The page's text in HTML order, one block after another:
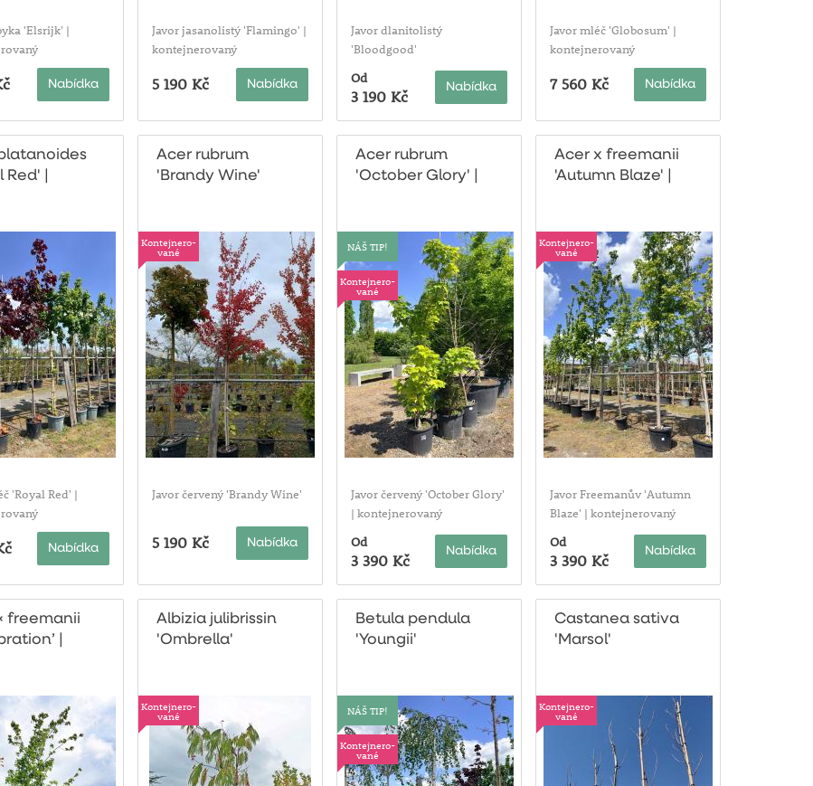
'Elsrijk' |
Nabídka
Javor jasanolistý 'Flamingo' |
kontejnerovaný
5 190 Kč Nabídka
Javor dlanitolistý
'Bloodgood'
Od
3 190 Kč Nabídka
Javor mléč 'Globosum' |
kontejnerovaný
7 560 Kč Nabídka
Red' |
'Royal Red' |
Nabídka
Acer rubrum
'Brandy Wine'
Kontejnero-
vané
Javor červený 'Brandy Wine'
5 190 Kč Nabídka
Acer rubrum
'October Glory' |
NÁŠ TIP!
Kontejnero-
vané
Javor červený 'October Glory'
| kontejnerovaný
Od
3 390 Kč Nabídka
Acer x freemanii
'Autumn Blaze' |
Kontejnero-
vané
Javor Freemanův 'Autumn
Blaze' | kontejnerovaný
Od
3 390 Kč Nabídka
freemanii
|
Albizia julibrissin
'Ombrella'
Kontejnero-
vané
Betula pendula
'Youngii'
NÁŠ TIP!
Kontejnero-
vané
Castanea sativa
'Marsol'
Kontejnero-
vané